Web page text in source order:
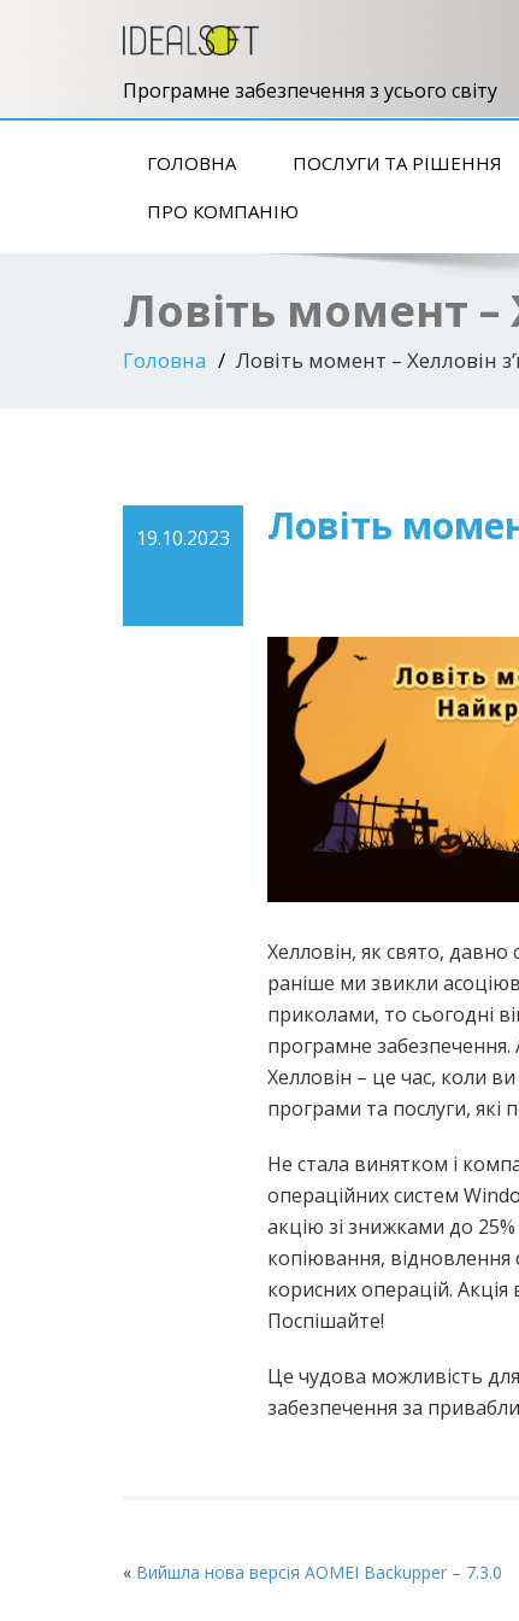
Програмне забезпечення з усього світу
ГОЛОВНА ПОСЛУГИ ТА РІШЕННЯ
ПРО КОМПАНІЮ
Ловіть момент –
Головна Ловіть момент – Хелловін
19.10.2023 Ловіть
Хелловін, як свято, давно
раніше ми звикли
приколами, то сьогодні
програмне
Хелловін – це час, коли
програми та послуги,
Не стала винятком і
операційних систем
акцію зі знижками до
копіювання, відновлення
корисних операцій. Акція
Поспішайте!
Це чудова можливість
забезпечення за
« Вийшла нова версія AOMEI Backupper – 7.3.0